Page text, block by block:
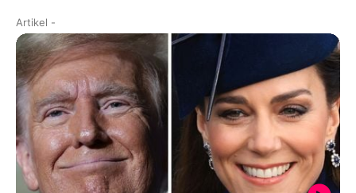
Artikel -